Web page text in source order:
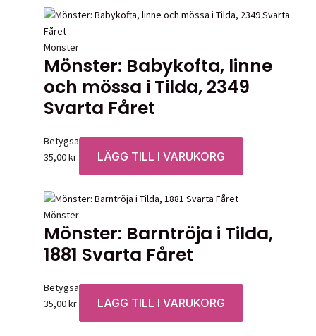
Mönster
Mönster: Babykofta, linne
och mössa i Tilda, 2349
Svarta Fåret
Betygsatt0av 5
35,00kr LÄGG TILL I VARUKORG
Mönster
Mönster: Barntröja i Tilda,
1881 Svarta Fåret
Betygsatt0av 5
35,00kr LÄGG TILL I VARUKORG